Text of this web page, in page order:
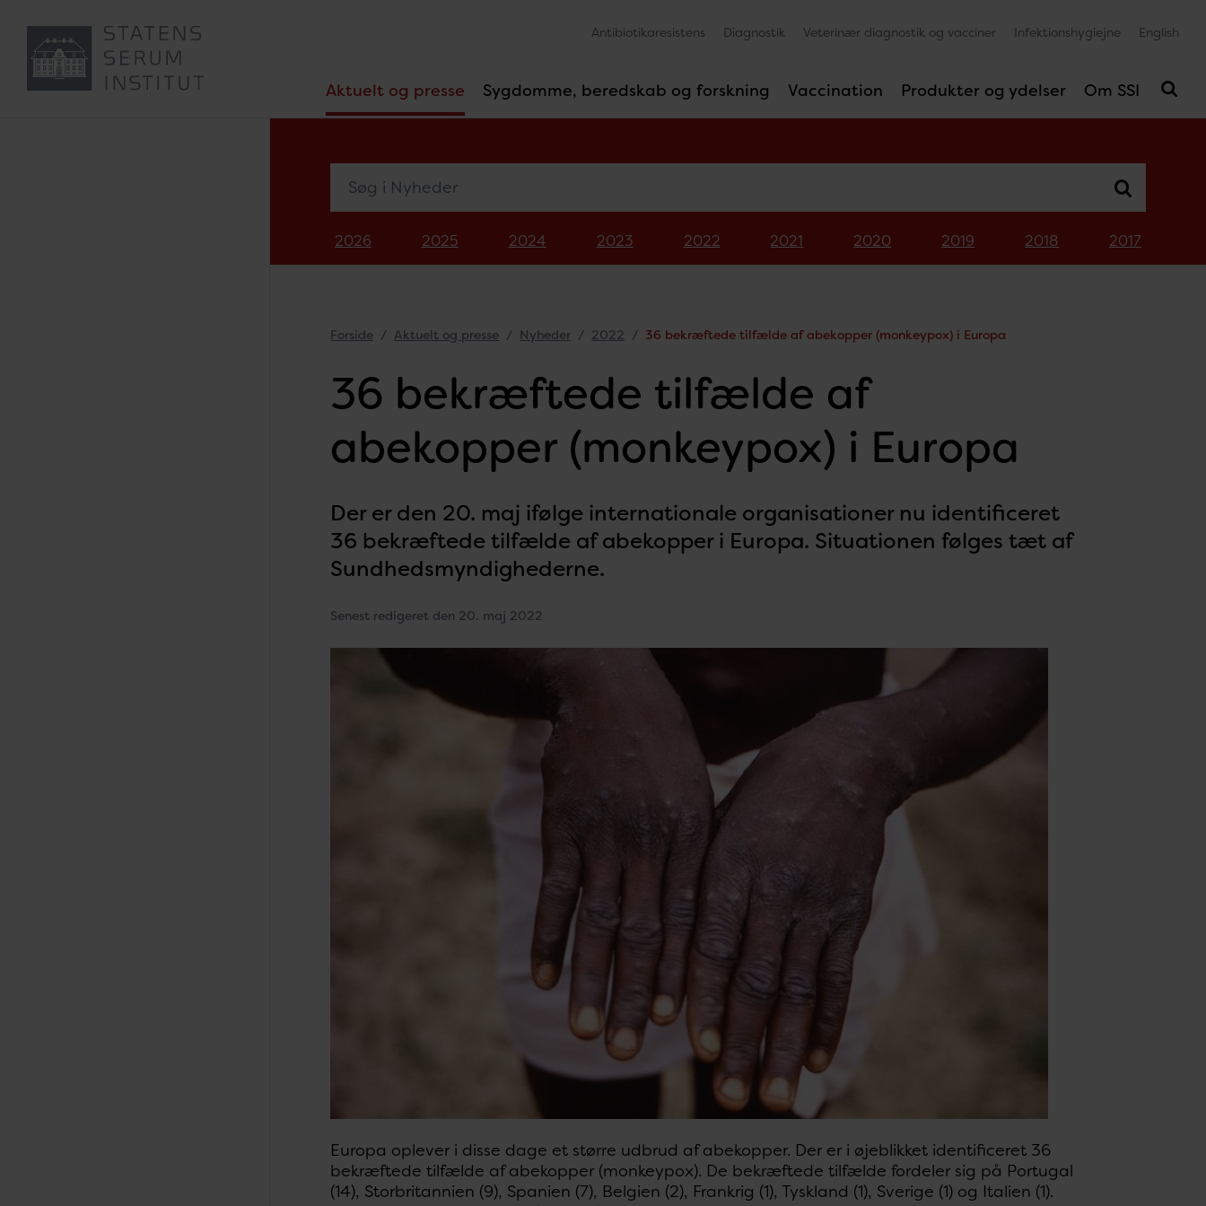
Aktuelt og presse Sygdomme, beredskab og forskning Vaccination Produkter og ydelser Om SSI
Antibiotikaresistens Diagnostik Veterinær diagnostik og vacciner Infektionshygiejne English
2026 2025 2024 2023 2022 2021 2020 2019 2018 2017
Forside Aktuelt og presse Nyheder 2022 36 bekræftede tilfælde af abekopper (monkeypox) i Europa
36 bekræftede tilfælde af
abekopper (monkeypox) i Europa
Der er den 20. maj ifølge internationale organisationer nu identificeret
36 bekræftede tilfælde af abekopper i Europa. Situationen følges tæt af
Sundhedsmyndighederne.
Senest redigeret den 20. maj 2022
Europa oplever i disse dage et større udbrud af abekopper. Der er i øjeblikket identificeret 36
bekræftede tilfælde af abekopper (monkeypox). De bekræftede tilfælde fordeler sig på Portugal
(14), Storbritannien (9), Spanien (7), Belgien (2), Frankrig (1), Tyskland (1), Sverige (1) og Italien (1).